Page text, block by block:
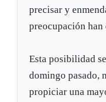
precisar y
preocupación han
Esta posibilidad
domingo pasado,
propiciar una